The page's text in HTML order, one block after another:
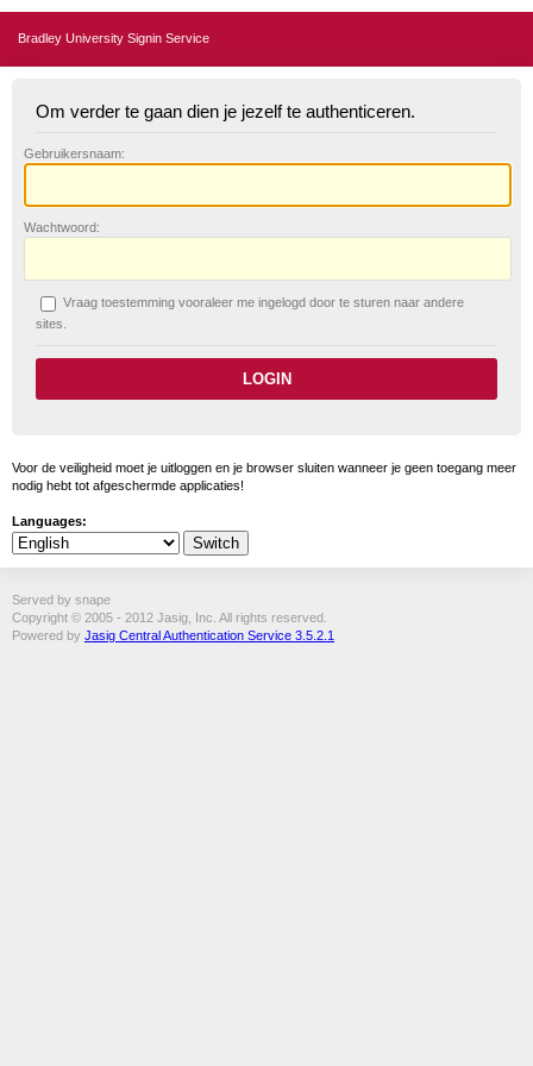
Bradley University Signin Service
Om verder te gaan dien je jezelf te authenticeren.
Gebruikersnaam:
Wachtwoord:
Vraag toestemming vooraleer me ingelogd door te sturen naar andere
sites.
Voor de veiligheid moet je uitloggen en je browser sluiten wanneer je geen toegang meer
nodig hebt tot afgeschermde applicaties!
Languages:
Served by snape
Copyright © 2005 - 2012 Jasig, Inc. All rights reserved.
Powered by Jasig Central Authentication Service 3.5.2.1